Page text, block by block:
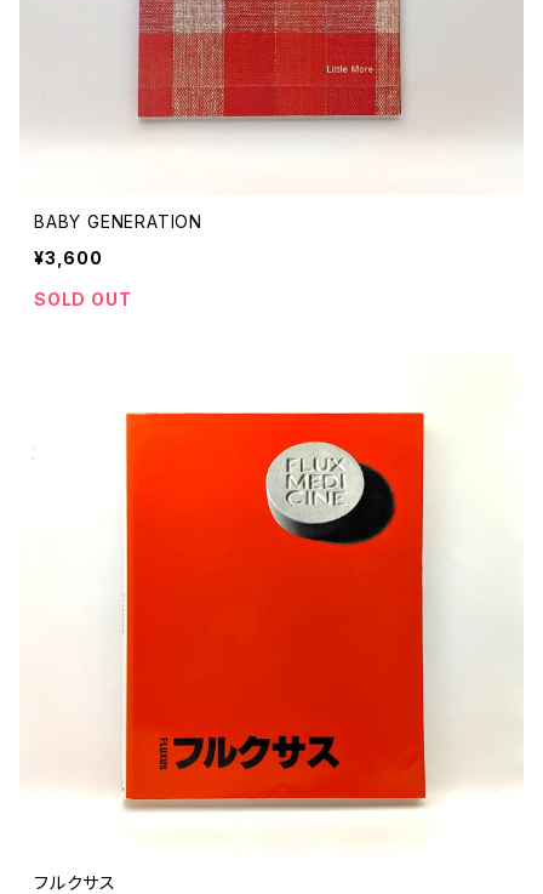
BABY GENERATION
¥3,600
SOLD OUT
フルクサス